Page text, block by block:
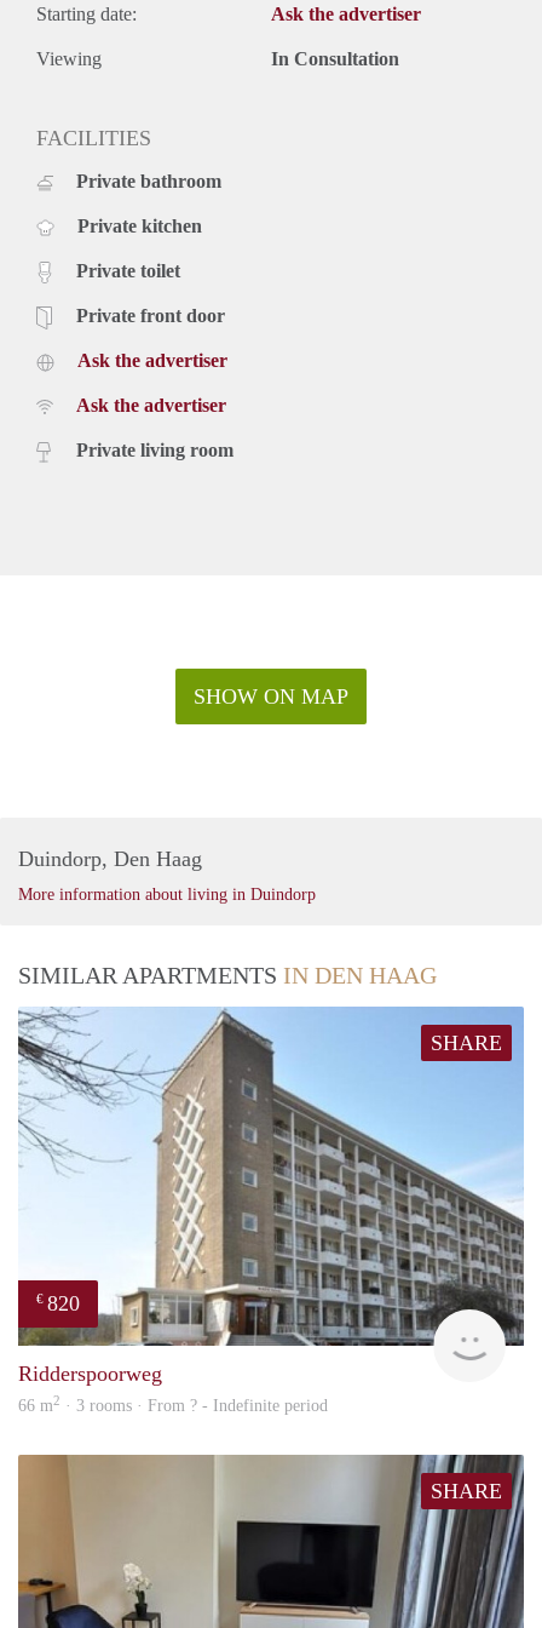
Starting date: Ask the advertiser
Viewing In Consultation
FACILITIES
Private bathroom
Private kitchen
Private toilet
Private front door
Ask the advertiser
Ask the advertiser
Private living room
SHOW ON MAP
Duindorp, Den Haag
More information about living in Duindorp
SIMILAR APARTMENTS IN DEN HAAG
SHARE
€ 820
rent
Ridderspoorweg
66 m2 · 3 rooms · From ? - Indefinite period
SHARE